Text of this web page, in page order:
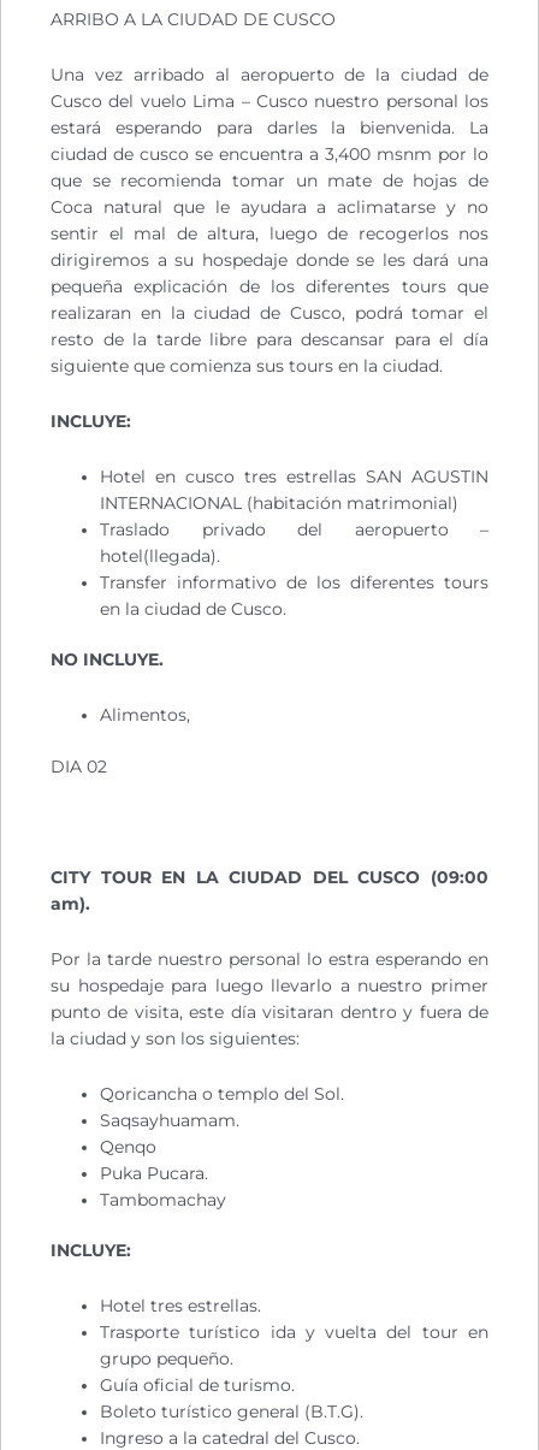
ARRIBO A LA CIUDAD DE CUSCO
Una vez arribado al aeropuerto de la ciudad de
Cusco del vuelo Lima – Cusco nuestro personal los
estará esperando para darles la bienvenida. La
ciudad de cusco se encuentra a 3,400 msnm por lo
que se recomienda tomar un mate de hojas de
Coca natural que le ayudara a aclimatarse y no
sentir el mal de altura, luego de recogerlos nos
dirigiremos a su hospedaje donde se les dará una
pequeña explicación de los diferentes tours que
realizaran en la ciudad de Cusco, podrá tomar el
resto de la tarde libre para descansar para el día
siguiente que comienza sus tours en la ciudad.
INCLUYE:
Hotel en cusco tres estrellas SAN AGUSTIN
INTERNACIONAL (habitación matrimonial)
Traslado privado del aeropuerto –
hotel(llegada).
Transfer informativo de los diferentes tours
en la ciudad de Cusco.
NO INCLUYE.
Alimentos,
DIA 02
CITY TOUR EN LA CIUDAD DEL CUSCO (09:00
am).
Por la tarde nuestro personal lo estra esperando en
su hospedaje para luego llevarlo a nuestro primer
punto de visita, este día visitaran dentro y fuera de
la ciudad y son los siguientes:
Qoricancha o templo del Sol.
Saqsayhuamam.
Qenqo
Puka Pucara.
Tambomachay
INCLUYE:
Hotel tres estrellas.
Trasporte turístico ida y vuelta del tour en
grupo pequeño.
Guía oficial de turismo.
Boleto turístico general (B.T.G).
Ingreso a la catedral del Cusco.